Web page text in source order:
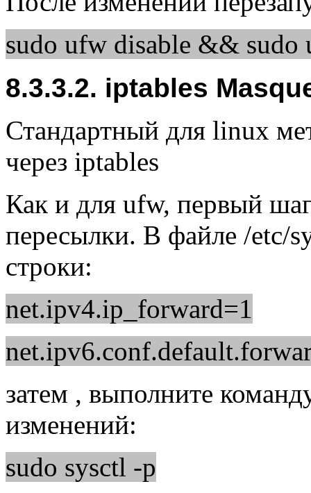
sudo ufw disable && sudo
8.3.3.2. iptables
Стандартный для linux
через iptables
Как и для ufw, первый
пересылки. В файле /etc/
строки:
net.ipv4.ip_forward=1
затем , выполните
изменений:
sudo sysctl -p